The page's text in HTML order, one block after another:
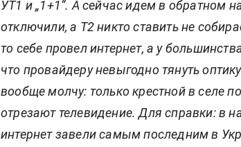
УТ1 и „1+1“. А сейчас идем в обратном
отключили, а Т2 никто ставить не
то себе провел интернет, а у
что провайдеру невыгодно тянуть
вообще молчу: только крестной в селе
отрезают телевидение. Для справки: в
интернет завели самым последним в